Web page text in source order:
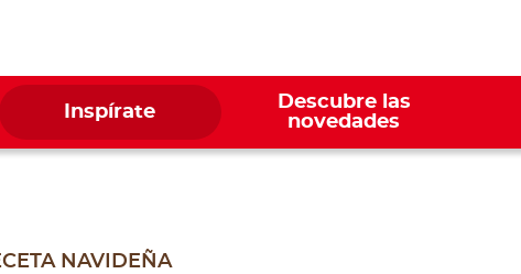
Inspírate
Descubre las
novedades
NAVIDEÑA